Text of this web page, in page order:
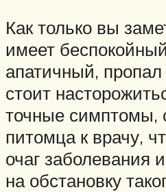
Как только вы
имеет
апатичный, пропал
стоит
точные симптомы,
питомца к врачу,
очаг заболевания
на обстановку